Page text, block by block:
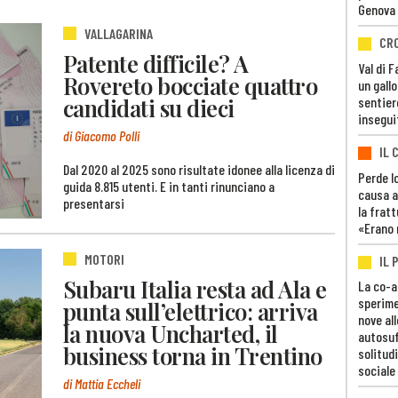
VALLAGARINA
Patente difficile? A
Rovereto bocciate quattro
candidati su dieci
di Giacomo Polli
Dal 2020 al 2025 sono risultate idonee alla licenza di
guida 8.815 utenti. E in tanti rinunciano a
presentarsi
MOTORI
Subaru Italia resta ad Ala e
punta sull’elettrico: arriva
la nuova Uncharted, il
business torna in Trentino
di Mattia Eccheli
Genova
Val di
un
IL
Perde
causa
la
IL
La co-
nove
sociale